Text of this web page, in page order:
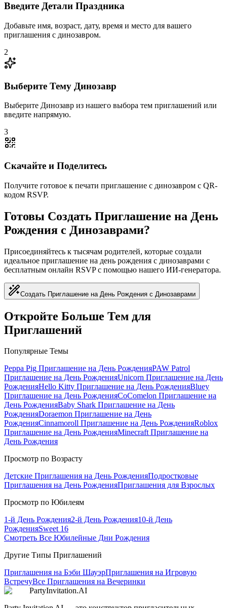
Введите Детали Праздника
Добавьте имя, возраст, дату, время и место для вашего
приглашения с динозавром.
2
Выберите Тему Динозавр
Выберите Динозавр из нашего выбора тем приглашений или
введите напрямую.
3
Скачайте и Поделитесь
Получите готовое к печати приглашение с динозавром с QR-
кодом RSVP.
Готовы Создать Приглашение на День
Рождения с Динозаврами?
Присоединяйтесь к тысячам родителей, которые создали
идеальное приглашение на день рождения с динозаврами с
бесплатным онлайн RSVP с помощью нашего ИИ-генератора.
Создать Приглашение на День Рождения с Динозаврами
Откройте Больше Тем для
Приглашений
Популярные Темы
Peppa Pig Приглашение на День РожденияPAW Patrol
Приглашение на День РожденияUnicorn Приглашение на День
РожденияHello Kitty Приглашение на День РожденияBluey
Приглашение на День РожденияCoComelon Приглашение на
День РожденияBaby Shark Приглашение на День
РожденияDoraemon Приглашение на День
РожденияCinnamoroll Приглашение на День РожденияRoblox
Приглашение на День РожденияMinecraft Приглашение на
День Рождения
Просмотр по Возрасту
Детские Приглашения на День РожденияПодростковые
Приглашения на День РожденияПриглашения для Взрослых
Просмотр по Юбилеям
1-й День Рождения2-й День Рождения10-й День
РожденияSweet 16
Смотреть Все Юбилейные Дни Рождения
Другие Типы Приглашений
Приглашения на Бэби ШауэрПриглашения на Игровую
ВстречуВсе Приглашения на Вечеринки
PartyInvitation.AI